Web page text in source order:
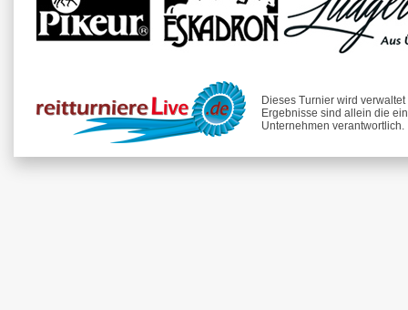
Dieses Turnier wird
Ergebnisse sind allein die
Unternehmen verantwortlich.